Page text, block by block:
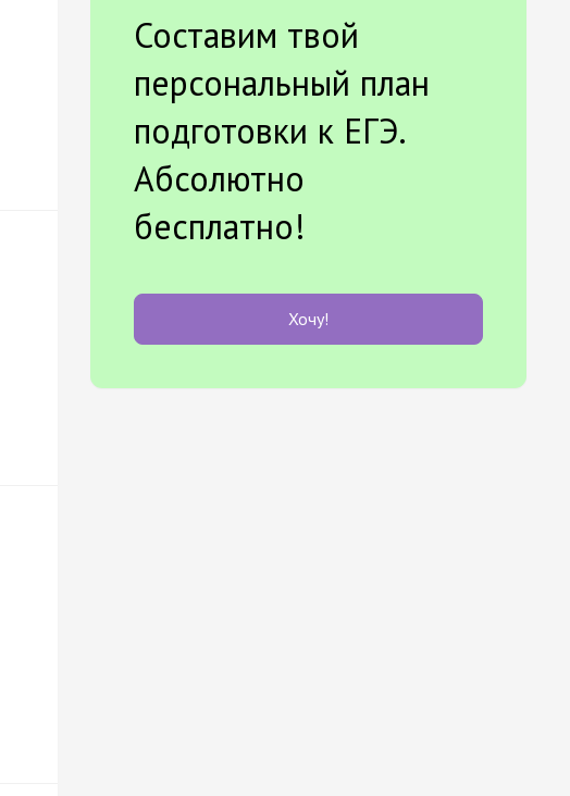
Составим твой
персональный план
подготовки к ЕГЭ.
Абсолютно
бесплатно!
Хочу!